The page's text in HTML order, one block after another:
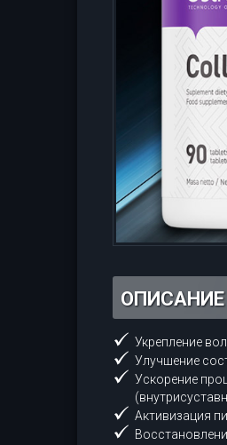
Укрепление
Улучшение
Ускорение
Активизация